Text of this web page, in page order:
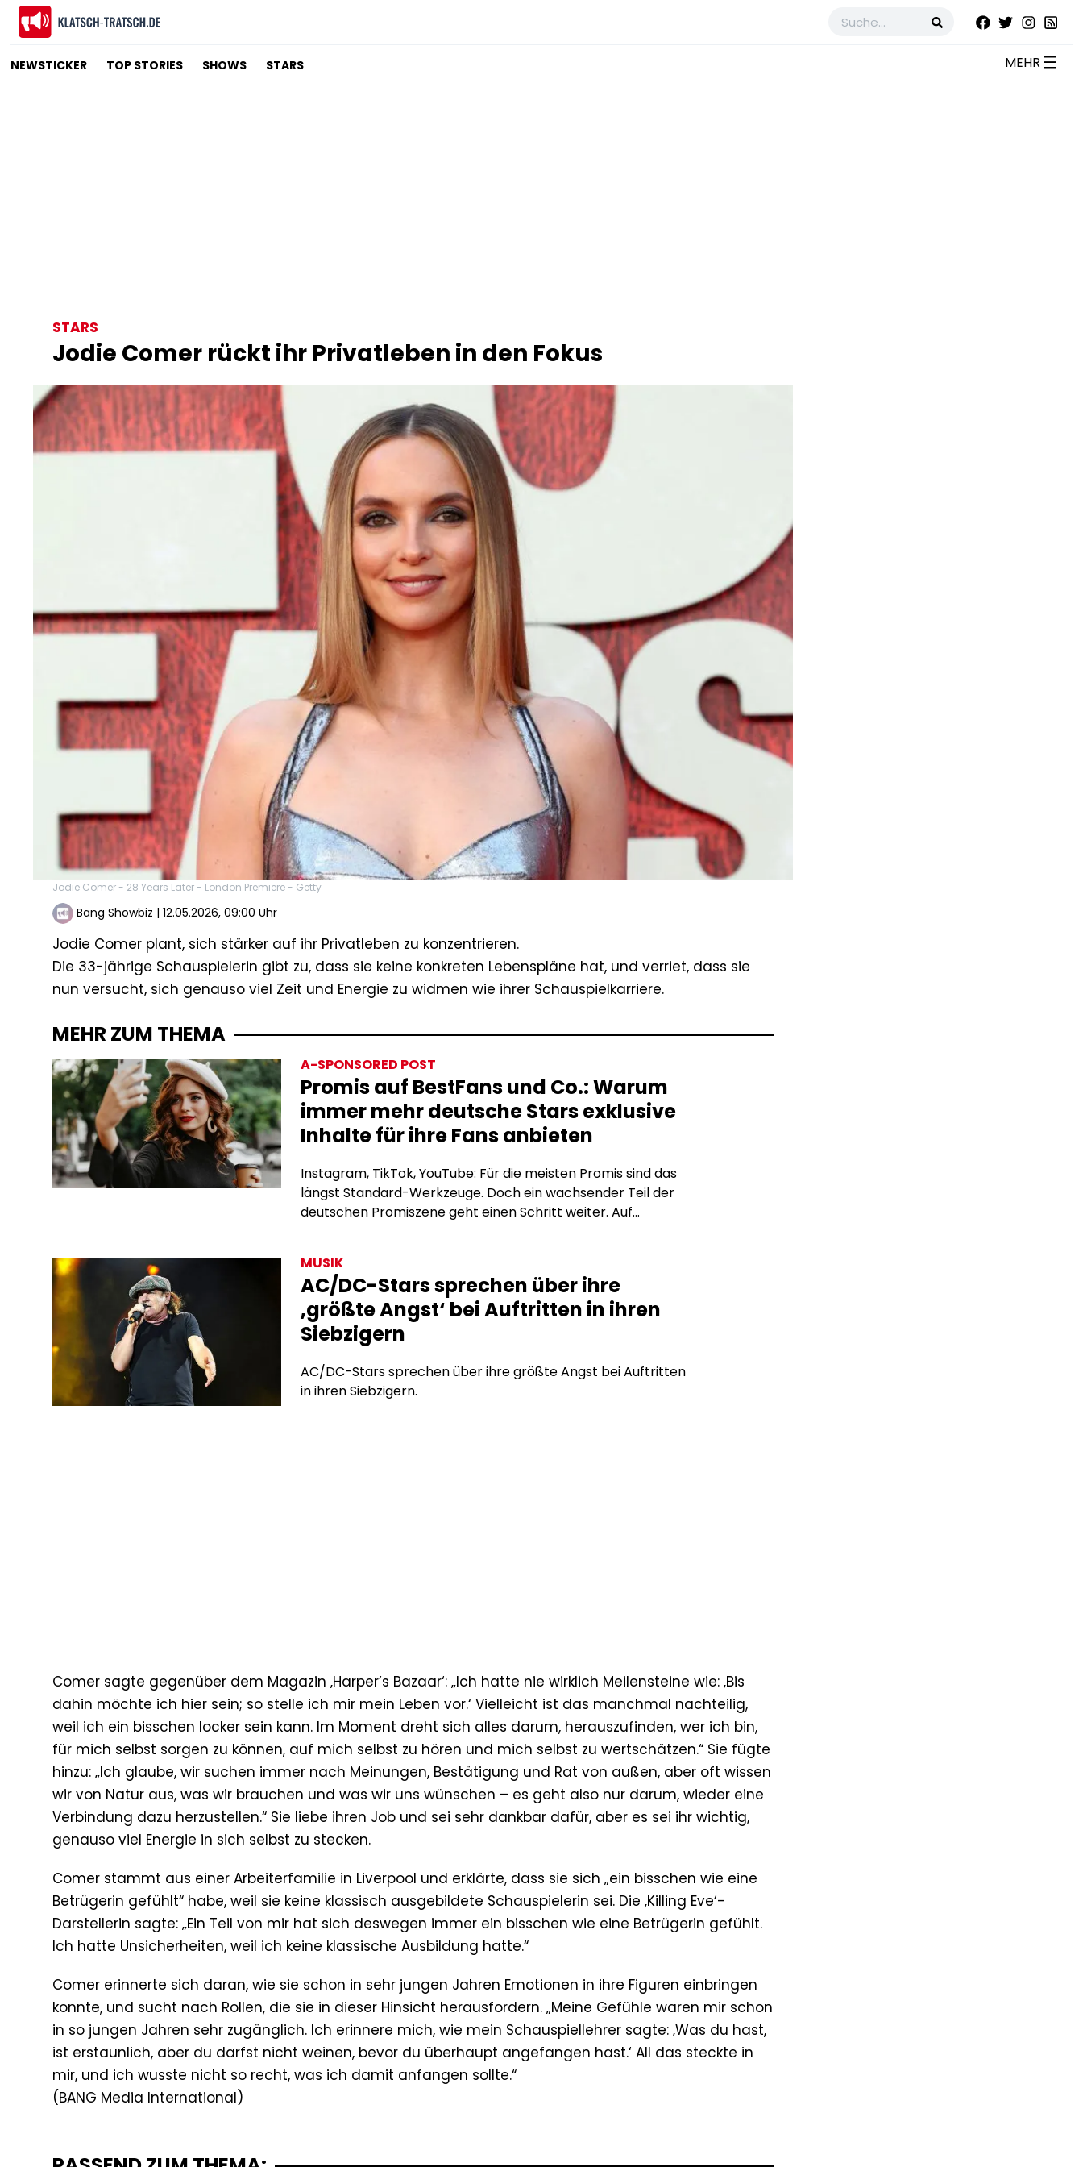
NEWSTICKER TOP STORIES SHOWS STARS
STARS
Jodie Comer rückt ihr Privatleben in den Fokus
Jodie Comer - 28 Years Later - London Premiere - Getty
Bang Showbiz | 12.05.2026, 09:00 Uhr
Jodie Comer plant, sich stärker auf ihr Privatleben zu konzentrieren.
Die 33-jährige Schauspielerin gibt zu, dass sie keine konkreten Lebenspläne hat, und verriet, dass sie
nun versucht, sich genauso viel Zeit und Energie zu widmen wie ihrer Schauspielkarriere.
MEHR ZUM THEMA
A-SPONSORED POST
Promis auf BestFans und Co.: Warum
immer mehr deutsche Stars exklusive
Inhalte für ihre Fans anbieten
Instagram, TikTok, YouTube: Für die meisten Promis sind das
längst Standard-Werkzeuge. Doch ein wachsender Teil der
deutschen Promiszene geht einen Schritt weiter. Auf
Algorithmen, ohne Reichweitenbeschränkungen und ohne
Werbeverträge, die den Inhalt einschränken. Was steckt
hinter dem Trend, und warum […]
MUSIK
AC/DC-Stars sprechen über ihre
‚größte Angst‘ bei Auftritten in ihren
Siebzigern
AC/DC-Stars sprechen über ihre größte Angst bei Auftritten
in ihren Siebzigern.
Comer sagte gegenüber dem Magazin ‚Harper’s Bazaar‘: „Ich hatte nie wirklich Meilensteine wie: ‚Bis
dahin möchte ich hier sein; so stelle ich mir mein Leben vor.‘ Vielleicht ist das manchmal nachteilig,
weil ich ein bisschen locker sein kann. Im Moment dreht sich alles darum, herauszufinden, wer ich bin,
für mich selbst sorgen zu können, auf mich selbst zu hören und mich selbst zu wertschätzen.“ Sie fügte
hinzu: „Ich glaube, wir suchen immer nach Meinungen, Bestätigung und Rat von außen, aber oft wissen
wir von Natur aus, was wir brauchen und was wir uns wünschen – es geht also nur darum, wieder eine
Verbindung dazu herzustellen.“ Sie liebe ihren Job und sei sehr dankbar dafür, aber es sei ihr wichtig,
genauso viel Energie in sich selbst zu stecken.
Comer stammt aus einer Arbeiterfamilie in Liverpool und erklärte, dass sie sich „ein bisschen wie eine
Betrügerin gefühlt“ habe, weil sie keine klassisch ausgebildete Schauspielerin sei. Die ‚Killing Eve‘-
Darstellerin sagte: „Ein Teil von mir hat sich deswegen immer ein bisschen wie eine Betrügerin gefühlt.
Ich hatte Unsicherheiten, weil ich keine klassische Ausbildung hatte.“
Comer erinnerte sich daran, wie sie schon in sehr jungen Jahren Emotionen in ihre Figuren einbringen
konnte, und sucht nach Rollen, die sie in dieser Hinsicht herausfordern. „Meine Gefühle waren mir schon
in so jungen Jahren sehr zugänglich. Ich erinnere mich, wie mein Schauspiellehrer sagte: ‚Was du hast,
ist erstaunlich, aber du darfst nicht weinen, bevor du überhaupt angefangen hast.‘ All das steckte in
mir, und ich wusste nicht so recht, was ich damit anfangen sollte.“